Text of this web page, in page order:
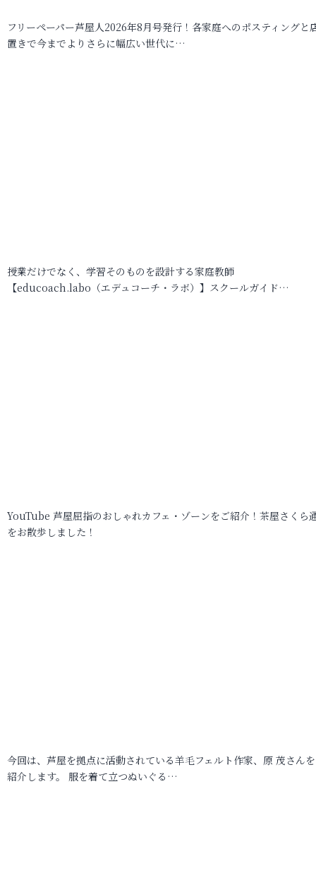
フリーペーパー芦屋人2026年8月号発行！各家庭へのポスティングと
置きで今までよりさらに幅広い世代に…
授業だけでなく、学習そのものを設計する家庭教師
【educoach.labo（エデュコーチ・ラボ）】スクールガイド…
YouTube 芦屋屈指のおしゃれカフェ・ゾーンをご紹介！茶屋さくら
をお散歩しました！
今回は、芦屋を拠点に活動されている羊毛フェルト作家、原 茂さん
紹介します。 服を着て立つぬいぐる…